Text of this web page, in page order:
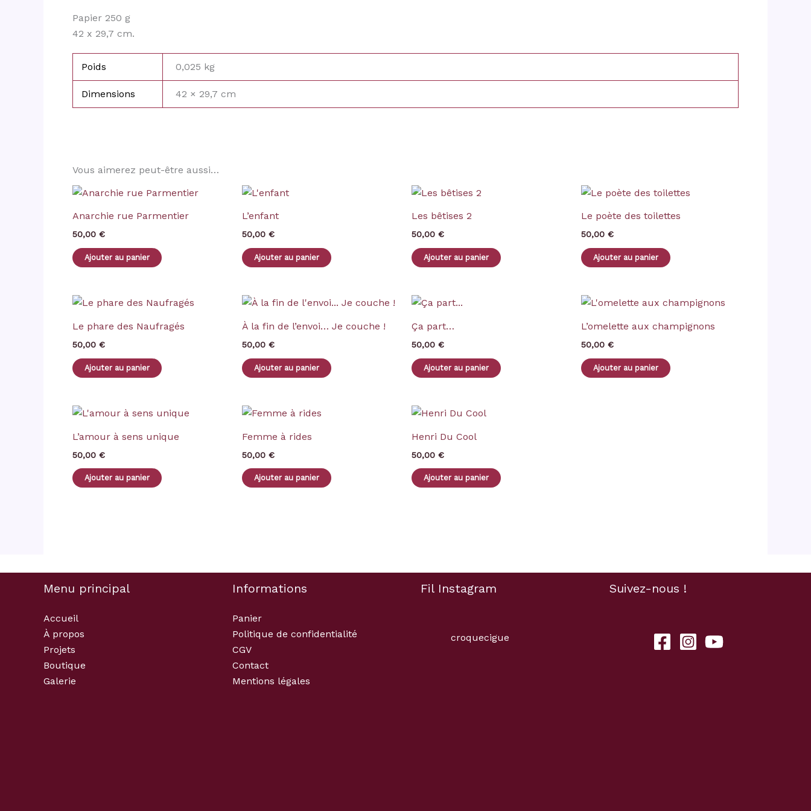
Papier 250 g
42 x 29,7 cm.
Poids 0,025 kg
Dimensions 42 × 29,7 cm
Vous aimerez peut-être aussi…
Anarchie rue Parmentier
50,00 €
Ajouter au panier
L’enfant
50,00 €
Ajouter au panier
Les bêtises 2
50,00 €
Ajouter au panier
Le poète des toilettes
50,00 €
Ajouter au panier
Le phare des Naufragés
50,00 €
Ajouter au panier
À la fin de l’envoi… Je couche !
50,00 €
Ajouter au panier
Ça part…
50,00 €
Ajouter au panier
L’omelette aux champignons
50,00 €
Ajouter au panier
L’amour à sens unique
50,00 €
Ajouter au panier
Femme à rides
50,00 €
Ajouter au panier
Henri Du Cool
50,00 €
Ajouter au panier
Menu principal
Accueil
À propos
Projets
Boutique
Galerie
Informations
Panier
Politique de confidentialité
CGV
Contact
Mentions légales
Fil Instagram
croquecigue
Suivez-nous !